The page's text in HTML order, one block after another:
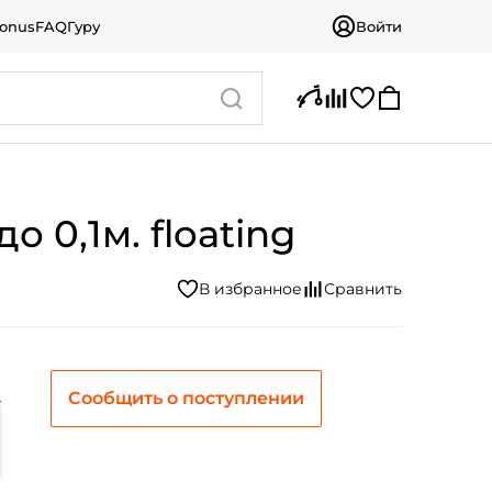
FAQГуру Войти
0,1м. floating
Сообщить о поступлении